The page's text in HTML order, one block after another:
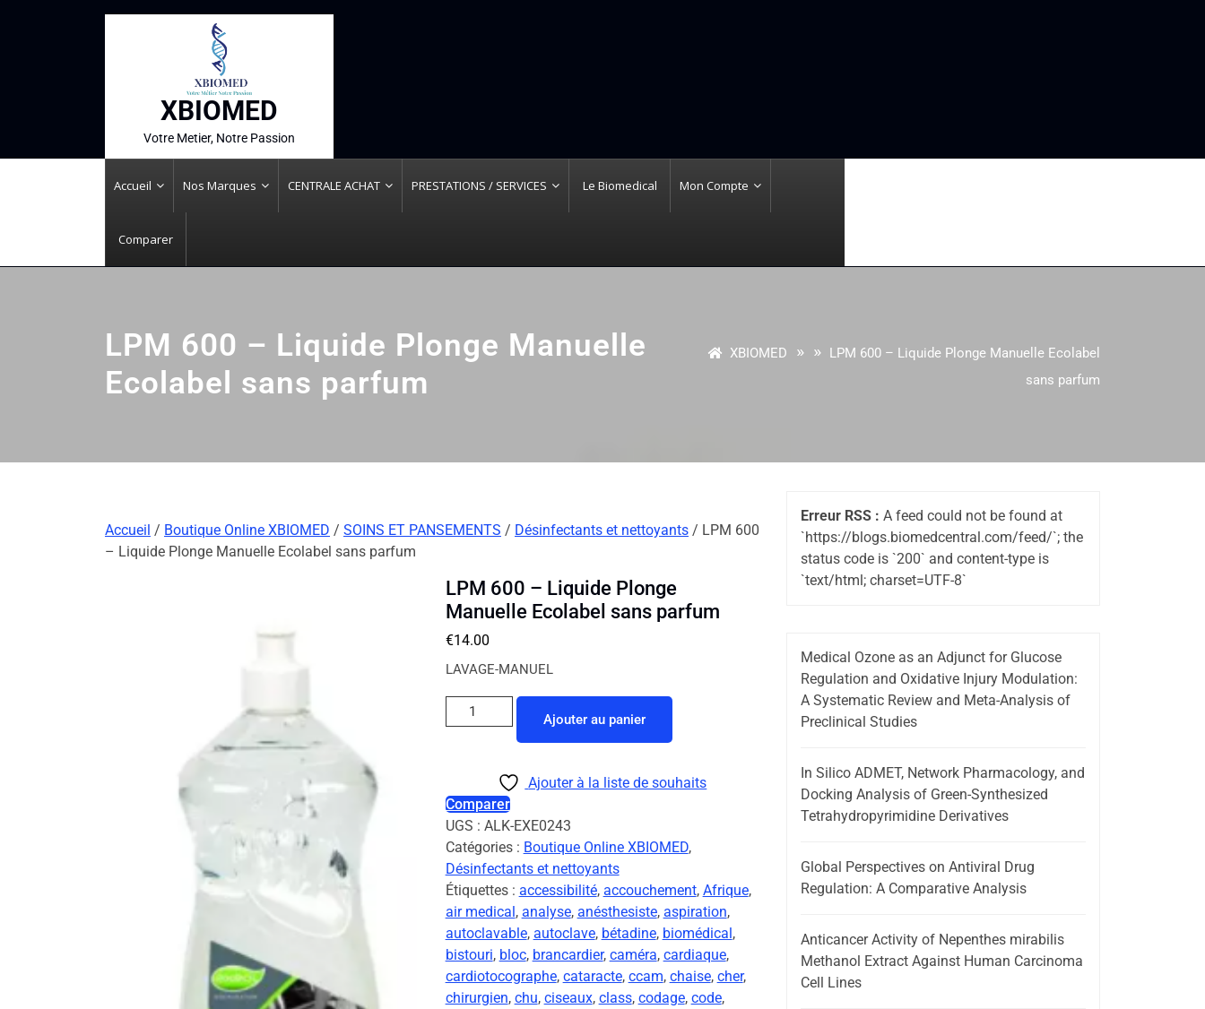
XBIOMED
Votre Metier, Notre Passion
Accueil Nos Marques CENTRALE ACHAT PRESTATIONS / SERVICES Le Biomedical Mon Compte
Comparer
LPM 600 – Liquide Plonge Manuelle
Ecolabel sans parfum
XBIOMED » » LPM 600 – Liquide Plonge Manuelle Ecolabel
sans parfum
Accueil / Boutique Online XBIOMED / SOINS ET PANSEMENTS / Désinfectants et nettoyants / LPM 600
– Liquide Plonge Manuelle Ecolabel sans parfum
LPM 600 – Liquide Plonge
Manuelle Ecolabel sans parfum
€14.00
LAVAGE-MANUEL
Ajouter au panier
Ajouter à la liste de souhaits
Comparer
UGS : ALK-EXE0243
Catégories : Boutique Online XBIOMED,
Désinfectants et nettoyants
Étiquettes : accessibilité, accouchement, Afrique,
air medical , analyse, anésthesiste, aspiration,
autoclavable, autoclave, bétadine, biomédical ,
bistouri, bloc, brancardier, caméra, cardiaque,
cardiotocographe, cataracte, ccam, chaise, cher,
chirurgien, chu, ciseaux, class, codage, code,
Erreur RSS : A feed could not be found at
`https://blogs.biomedcentral.com/feed/`; the
status code is `200` and content-type is
`text/html; charset=UTF-8`
Medical Ozone as an Adjunct for Glucose
Regulation and Oxidative Injury Modulation:
A Systematic Review and Meta-Analysis of
Preclinical Studies
In Silico ADMET, Network Pharmacology, and
Docking Analysis of Green-Synthesized
Tetrahydropyrimidine Derivatives
Global Perspectives on Antiviral Drug
Regulation: A Comparative Analysis
Anticancer Activity of Nepenthes mirabilis
Methanol Extract Against Human Carcinoma
Cell Lines